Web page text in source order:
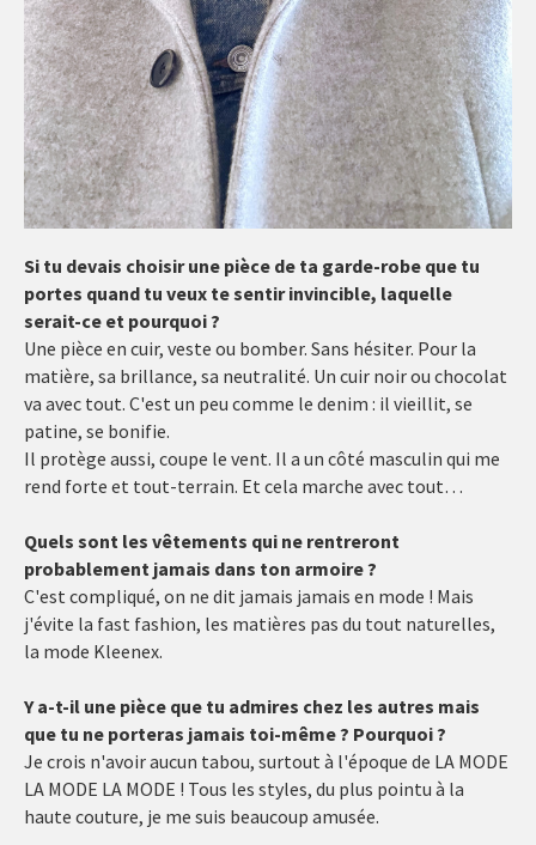
Si tu devais choisir une pièce de ta garde-robe que tu
portes quand tu veux te sentir invincible, laquelle
serait-ce et pourquoi ?
Une pièce en cuir, veste ou bomber. Sans hésiter. Pour la
matière, sa brillance, sa neutralité. Un cuir noir ou chocolat
va avec tout. C'est un peu comme le denim : il vieillit, se
patine, se bonifie.
Il protège aussi, coupe le vent. Il a un côté masculin qui me
rend forte et tout-terrain. Et cela marche avec tout…
Quels sont les vêtements qui ne rentreront
probablement jamais dans ton armoire ?
C'est compliqué, on ne dit jamais jamais en mode ! Mais
j'évite la fast fashion, les matières pas du tout naturelles,
la mode Kleenex.
Y a-t-il une pièce que tu admires chez les autres mais
que tu ne porteras jamais toi-même ? Pourquoi ?
Je crois n'avoir aucun tabou, surtout à l'époque de LA MODE
LA MODE LA MODE ! Tous les styles, du plus pointu à la
haute couture, je me suis beaucoup amusée.